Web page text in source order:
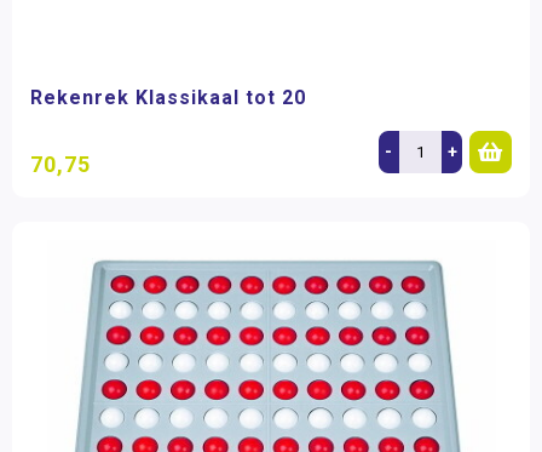
Rekenrek Klassikaal tot 20
70,75 - +